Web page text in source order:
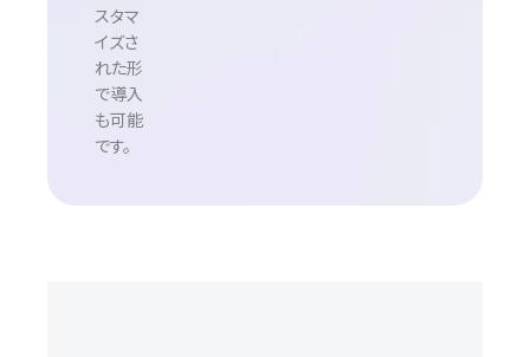
スタマ
イズさ
れた形
で導入
も可能
です。